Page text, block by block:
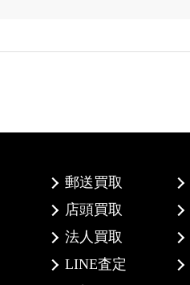
郵送買取
店頭買取
法人買取
LINE査定